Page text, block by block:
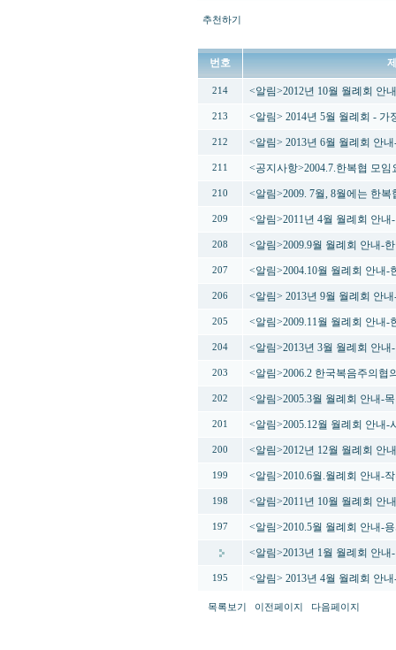
추천하기
번호
214 <알림>2012년 10월 월례회 안
213 <알림> 2014년 5월 월례회 -
212 <알림> 2013년 6월 월례회 안
211 <공지사항>2004.7.한복협 모
210 <알림>2009. 7월, 8월에는 한
209 <알림>2011년 4월 월례회 안
208 <알림>2009.9월 월례회 안내-
207 <알림>2004.10월 월례회 안내-
206 <알림> 2013년 9월 월례회 안
205 <알림>2009.11월 월례회 안내-
204 <알림>2013년 3월 월례회 안
203 <알림>2006.2 한국복음주의협
202 <알림>2005.3월 월례회 안내-
201 <알림>2005.12월 월례회 안내-
200 <알림>2012년 12월 월례회 안
199 <알림>2010.6월.월례회 안내-
198 <알림>2011년 10월 월례회 안
197 <알림>2010.5월 월례회 안내-
<알림>2013년 1월 월례회 안내
195 <알림> 2013년 4월 월례회 안
목록보기 이전페이지 다음페이지